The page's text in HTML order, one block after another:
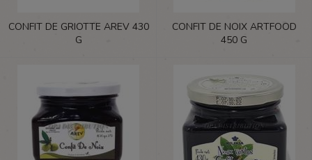
CONFIT DE GRIOTTE AREV 430
G
CONFIT DE NOIX ARTFOOD
450 G